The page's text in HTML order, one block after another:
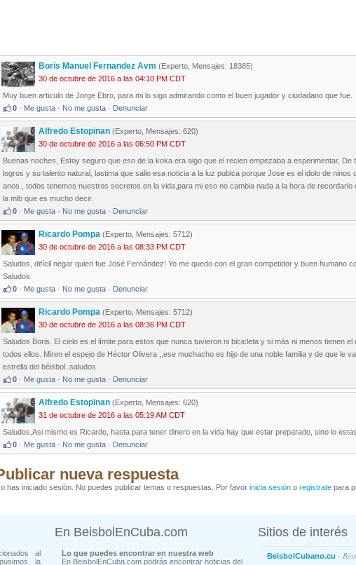
Boris Manuel Fernandez Avm (Experto, Mensajes: 18385)
30 de octubre de 2016 a las 04:10 PM CDT
Muy buen articulo de Jorge Ebro, para mi lo sigo admirando como el buen jugador y ciudadano que fue.
0 · Me gusta · No me gusta · Denunciar
Alfredo Estopinan (Experto, Mensajes: 620)
30 de octubre de 2016 a las 06:50 PM CDT
Buenas noches, Estoy seguro que eso de la koka era algo que el recien empezaba a esperimentar,
logros y su talento natural, lastima que salio esa noticia a la luz publca porque Jose es el idolo de
anos , todos tenemos nuestros secretos en la vida,para mi eso no cambia nada a la hora de
la mlb que es mucho decir.
0 · Me gusta · No me gusta · Denunciar
Ricardo Pompa (Experto, Mensajes: 5712)
30 de octubre de 2016 a las 08:33 PM CDT
Saludos, difícil negar quien fue José Fernández! Yo me quedo con el gran competidor y buen humano
Saludos
0 · Me gusta · No me gusta · Denunciar
Ricardo Pompa (Experto, Mensajes: 5712)
30 de octubre de 2016 a las 08:36 PM CDT
Saludos Boris. El cielo es el límite para estos que nunca tuvieron ni bicicleta y si más ni menos tienen
todos ellos. Miren el espejo de Héctor Olivera ,,ese muchacho es hijo de una noble familia y de que le
estrella del béisbol..saludos
0 · Me gusta · No me gusta · Denunciar
Alfredo Estopinan (Experto, Mensajes: 620)
31 de octubre de 2016 a las 05:19 AM CDT
Saludos,Asi mismo es Ricardo, hasta para tener dinero en la vida hay que estar preparado, sino lo
0 · Me gusta · No me gusta · Denunciar
nueva respuesta
has iniciado sesión. No puedes publicar temas o respuestas. Por favor inicia sesión o registrate para
al
la
En BeisbolEnCuba.com
Lo que puedes encontrar en nuestra web
En BeisbolEnCuba.com podrás encontrar noticias del
Sitios de interés
BeisbolCubano.cu -